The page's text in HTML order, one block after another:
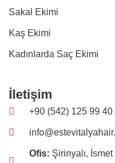
Sakal Ekimi
Kaş Ekimi
Kadınlarda Saç Ekimi
İletişim
+90 (542) 125 99 40
Ofis: Şirinyalı,